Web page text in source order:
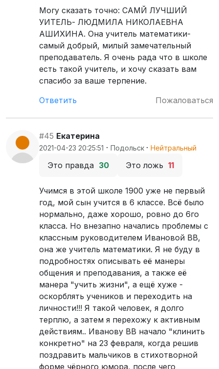
Могу сказать точно: САМЙ ЛУЧШИЙ
УИТЕЛЬ- ЛЮДМИЛА НИКОЛАЕВНА
АШИХИНА. Она учитель математики-
самый добрый, милый замечательный
преподаватель. Я очень рада что в школе
есть такой учитель, и хочу сказать вам
спасибо за ваше терпение.
Ответить
Пожаловаться
#45 Екатерина
2021-04-23 20:25:51 · Подольск · Нейтральный
Это правда 30 Это ложь 11
Учимся в этой школе 1900 уже не первый
год, мой сын учится в 6 классе. Всё было
нормально, даже хорошо, ровно до 6го
класса. Но внезапно начались проблемы с
классным руководителем Ивановой ВВ,
она же учитель математики. Я не буду в
подробностях описывать её манеры
общения и преподавания, а также её
манера "учить жизни", а ещё хуже -
оскорблять учеников и переходить на
личности!!! Я такой человек, я долго
терплю, а затем я перехожу к активным
действиям.. Иванову ВВ начало "клинить
конкретно" на 23 февраля, когда решив
поздравить мальчиков в стихотворной
форме чёрного юмора, после чего